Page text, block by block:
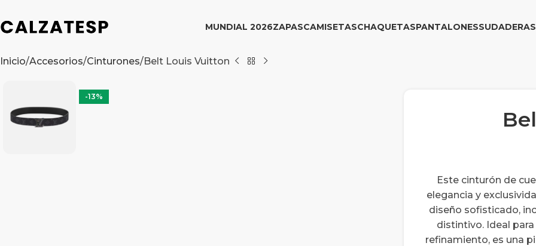
MUNDIAL 2026ZAPASCAMISETASCHAQUETASPANTALONESSUDADERAS
Inicio Accesorios Cinturones Belt Louis Vuitton
-13%
Este cinturón de
elegancia y
diseño sofisticado,
distintivo. Ideal
refinamiento, es una